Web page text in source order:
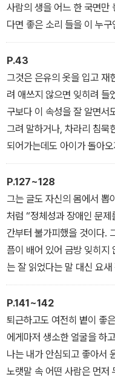
들었지만 잠은 오지 않았다
티벌에서 니나 시몬이 부른 〈
사람의 생을 어느 한 국면만
다면 좋은 소리 들을 이 누구
그럼에도 우리는 도리 없이
생의 이면은 보지 못하는 어
고 물어보고 싶을 때가 있어
도, 혼란스러운 건 어쩔 수
는 어쩌면 그의 전부이기도
유로 차츰 숨이 죽어갔다.
P.43
그것은 은유의 옷을 입고 재
려 애쓰지 않으면 잊히려 들
구보다 이 속성을 잘 알면서
그려 말하거나, 차라리 침묵
되어가는데도 아이가 돌아
게 마음 쓰여 하루 종일 부
수 없었다고 한다. 그런 말들
없었다.
P.127~128
그는 글도 자신의 몸에서 뽑
처럼 “정체성과 장애인 문
간부터 불가피했을 것이다.
픔이 배어 있어 금방 잊히지
는 잘 읽었다는 말 대신 요
P.141~142
퇴근하고도 여전히 볕이 좋
에게마저 생소한 얼굴을 하
나는 내가 안심되고 좋아서
노랫말 속 어떤 사람은 먼저